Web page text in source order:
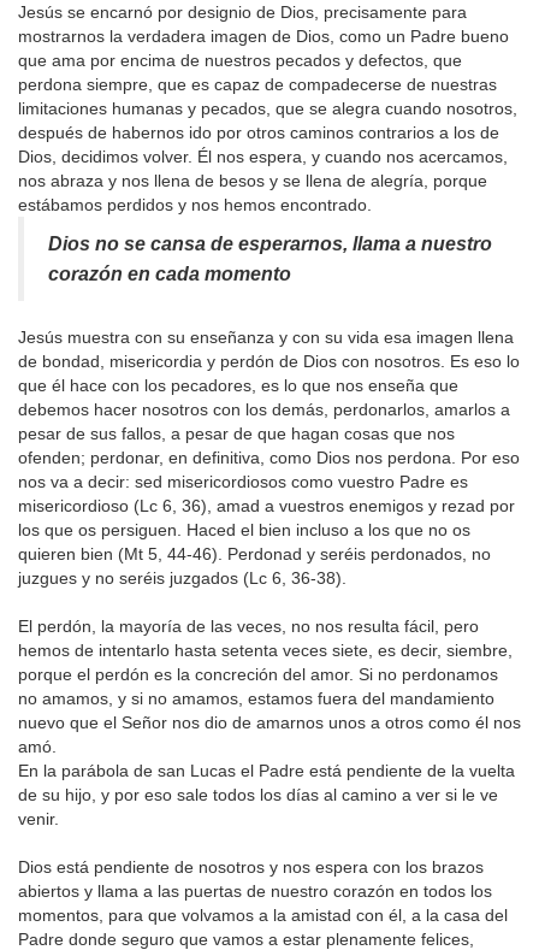
Jesús se encarnó por designio de Dios, precisamente para
mostrarnos la verdadera imagen de Dios, como un Padre bueno
que ama por encima de nuestros pecados y defectos, que
perdona siempre, que es capaz de compadecerse de nuestras
limitaciones humanas y pecados, que se alegra cuando nosotros,
después de habernos ido por otros caminos contrarios a los de
Dios, decidimos volver. Él nos espera, y cuando nos acercamos,
nos abraza y nos llena de besos y se llena de alegría, porque
estábamos perdidos y nos hemos encontrado.
Dios no se cansa de esperarnos, llama a nuestro
corazón en cada momento
Jesús muestra con su enseñanza y con su vida esa imagen llena
de bondad, misericordia y perdón de Dios con nosotros. Es eso lo
que él hace con los pecadores, es lo que nos enseña que
debemos hacer nosotros con los demás, perdonarlos, amarlos a
pesar de sus fallos, a pesar de que hagan cosas que nos
ofenden; perdonar, en definitiva, como Dios nos perdona. Por eso
nos va a decir: sed misericordiosos como vuestro Padre es
misericordioso (Lc 6, 36), amad a vuestros enemigos y rezad por
los que os persiguen. Haced el bien incluso a los que no os
quieren bien (Mt 5, 44-46). Perdonad y seréis perdonados, no
juzgues y no seréis juzgados (Lc 6, 36-38).
El perdón, la mayoría de las veces, no nos resulta fácil, pero
hemos de intentarlo hasta setenta veces siete, es decir, siembre,
porque el perdón es la concreción del amor. Si no perdonamos
no amamos, y si no amamos, estamos fuera del mandamiento
nuevo que el Señor nos dio de amarnos unos a otros como él nos
amó.
En la parábola de san Lucas el Padre está pendiente de la vuelta
de su hijo, y por eso sale todos los días al camino a ver si le ve
venir.
Dios está pendiente de nosotros y nos espera con los brazos
abiertos y llama a las puertas de nuestro corazón en todos los
momentos, para que volvamos a la amistad con él, a la casa del
Padre donde seguro que vamos a estar plenamente felices,